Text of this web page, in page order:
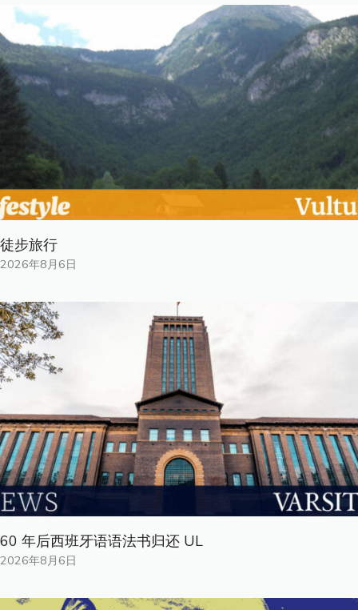
徒步旅行
2026年8月6日
60 年后西班牙语语法书归还 UL
2026年8月6日